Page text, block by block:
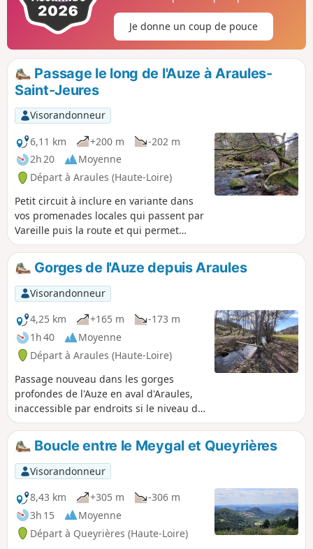
Je donne un coup de pouce
Passage le long de l'Auze à Araules-
Saint-Jeures
Visorandonneur
6,11 km
+200 m
-202 m
2h 20
Moyenne
Départ à Araules (Haute-Loire)
Petit circuit à inclure en variante dans
vos promenades locales qui passent par
Vareille puis la route et qui permet
d'accéder à l'Auze jusqu'à une petite
cascade méconnue au fond de gorges
quasi infranchissables. Les sentiers
absents de la carte IGN sont néanmoins
praticables, le passage de l'Auze se fait
par deux grands pas (un peu sautés)
sur un des seuls endroits possibles
quelque soit le niveau de l'Auze.
Gorges de l'Auze depuis Araules
Visorandonneur
4,25 km
+165 m
-173 m
1h 40
Moyenne
Départ à Araules (Haute-Loire)
Passage nouveau dans les gorges
profondes de l'Auze en aval d'Araules,
inaccessible par endroits si le niveau du
ruisseau est trop haut. Des obstacles
subsistent suite à la mini-tornade d'il y
a quelques années mais qui restent
franchissables. Chemin peu marqué par
endroits, des rubans attachés aux
branches et des points de couleur bleue
pour aider à la navigation !
Boucle entre le Meygal et Queyrières
Visorandonneur
8,43 km
+305 m
-306 m
3h 15
Moyenne
Départ à Queyrières (Haute-Loire)